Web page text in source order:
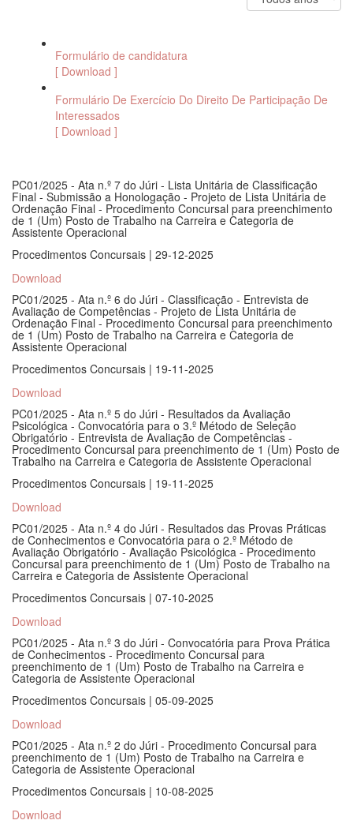
Formulário de candidatura
[ Download ]
Formulário De Exercício Do Direito De Participação De
Interessados
[ Download ]
PC01/2025 - Ata n.º 7 do Júri - Lista Unitária de Classificação
Final - Submissão a Honologação - Projeto de Lista Unitária de
Ordenação Final - Procedimento Concursal para preenchimento
de 1 (Um) Posto de Trabalho na Carreira e Categoria de
Assistente Operacional
Procedimentos Concursais | 29-12-2025
Download
PC01/2025 - Ata n.º 6 do Júri - Classificação - Entrevista de
Avaliação de Competências - Projeto de Lista Unitária de
Ordenação Final - Procedimento Concursal para preenchimento
de 1 (Um) Posto de Trabalho na Carreira e Categoria de
Assistente Operacional
Procedimentos Concursais | 19-11-2025
Download
PC01/2025 - Ata n.º 5 do Júri - Resultados da Avaliação
Psicológica - Convocatória para o 3.º Método de Seleção
Obrigatório - Entrevista de Avaliação de Competências -
Procedimento Concursal para preenchimento de 1 (Um) Posto de
Trabalho na Carreira e Categoria de Assistente Operacional
Procedimentos Concursais | 19-11-2025
Download
PC01/2025 - Ata n.º 4 do Júri - Resultados das Provas Práticas
de Conhecimentos e Convocatória para o 2.º Método de
Avaliação Obrigatório - Avaliação Psicológica - Procedimento
Concursal para preenchimento de 1 (Um) Posto de Trabalho na
Carreira e Categoria de Assistente Operacional
Procedimentos Concursais | 07-10-2025
Download
PC01/2025 - Ata n.º 3 do Júri - Convocatória para Prova Prática
de Conhecimentos - Procedimento Concursal para
preenchimento de 1 (Um) Posto de Trabalho na Carreira e
Categoria de Assistente Operacional
Procedimentos Concursais | 05-09-2025
Download
PC01/2025 - Ata n.º 2 do Júri - Procedimento Concursal para
preenchimento de 1 (Um) Posto de Trabalho na Carreira e
Categoria de Assistente Operacional
Procedimentos Concursais | 10-08-2025
Download